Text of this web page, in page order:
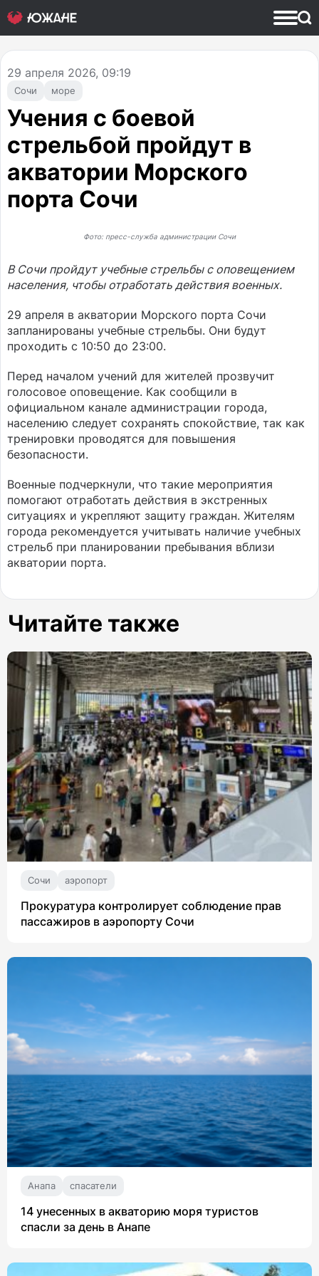
Сочи море
29 апреля 2026, 09:19
Учения с боевой
стрельбой пройдут в
акватории Морского
порта Сочи
Фото: пресс-служба администрации Сочи
В Сочи пройдут учебные стрельбы с оповещением
населения, чтобы отработать действия военных.
29 апреля в акватории Морского порта Сочи
запланированы учебные стрельбы. Они будут
проходить с 10:50 до 23:00.
Перед началом учений для жителей прозвучит
голосовое оповещение. Как сообщили в
официальном канале администрации города,
населению следует сохранять спокойствие, так как
тренировки проводятся для повышения
безопасности.
Военные подчеркнули, что такие мероприятия
помогают отработать действия в экстренных
ситуациях и укрепляют защиту граждан. Жителям
города рекомендуется учитывать наличие учебных
стрельб при планировании пребывания вблизи
акватории порта.
Читайте также
Сочи аэропорт
Прокуратура контролирует соблюдение прав
пассажиров в аэропорту Сочи
Анапа спасатели
14 унесенных в акваторию моря туристов
спасли за день в Анапе